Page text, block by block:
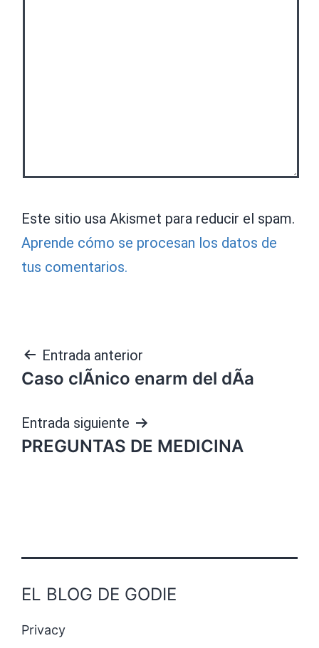
Este sitio usa Akismet para reducir el spam.
Aprende cómo se procesan los datos de
tus comentarios.
Navegación
de
entradas
Entrada anterior
Caso clÃ­nico enarm del dÃ­a
Entrada siguiente
PREGUNTAS DE MEDICINA
EL BLOG DE GODIE
Privacy